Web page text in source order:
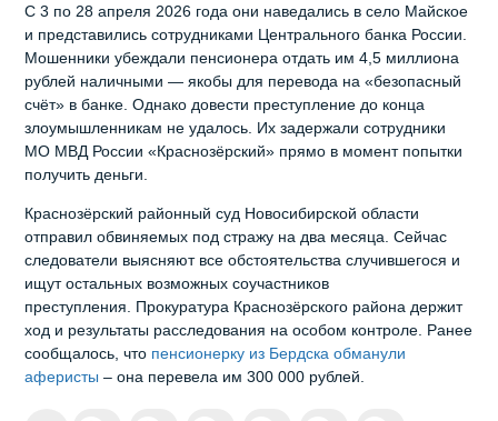
С 3 по 28 апреля 2026 года они наведались в село Майское
и представились сотрудниками Центрального банка России.
Мошенники убеждали пенсионера отдать им 4,5 миллиона
рублей наличными — якобы для перевода на «безопасный
счёт» в банке. Однако довести преступление до конца
злоумышленникам не удалось. Их задержали сотрудники
МО МВД России «Краснозёрский» прямо в момент попытки
получить деньги.
Краснозёрский районный суд Новосибирской области
отправил обвиняемых под стражу на два месяца. Сейчас
следователи выясняют все обстоятельства случившегося и
ищут остальных возможных соучастников
преступления. Прокуратура Краснозёрского района держит
ход и результаты расследования на особом контроле. Ранее
сообщалось, что пенсионерку из Бердска обманули
аферисты – она перевела им 300 000 рублей.